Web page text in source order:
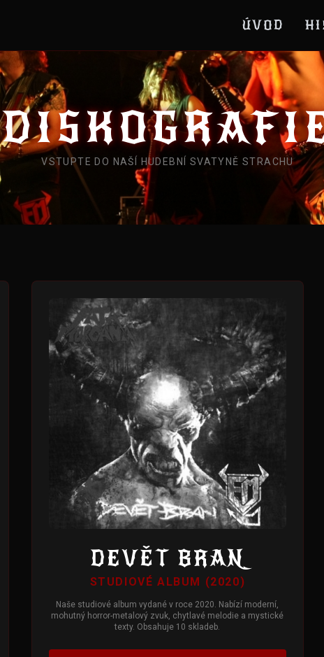
ÚVOD
VSTUPTE DO NAŠÍ HUDEBNÍ SVATYNĚ STRACHU
DEVĚT BRAN
STUDIOVÉ ALBUM (2020)
Naše studiové album vydané v roce 2020. Nabízí moderní,
mohutný horror-metalový zvuk, chytlavé melodie a mystické
texty. Obsahuje 10 skladeb.